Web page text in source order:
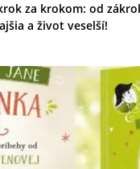
za krokom: od
a život veselší!